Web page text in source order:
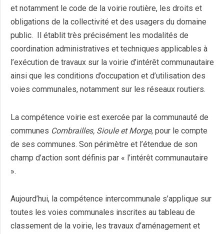
et notamment le code de la voirie routière, les droits et
obligations de la collectivité et des usagers du domaine
public. Il établit très précisément les modalités de
coordination administratives et techniques applicables à
l’exécution de travaux sur la voirie d’intérêt communautaire
ainsi que les conditions d’occupation et d’utilisation des
voies communales, notamment sur les réseaux routiers.
La compétence voirie est exercée par la communauté de
communes Combrailles, Sioule et Morge, pour le compte
de ses communes. Son périmètre et l’étendue de son
champ d’action sont définis par « l’intérêt communautaire
».
Aujourd’hui, la compétence intercommunale s’applique sur
toutes les voies communales inscrites au tableau de
classement de la voirie, les travaux d’aménagement et